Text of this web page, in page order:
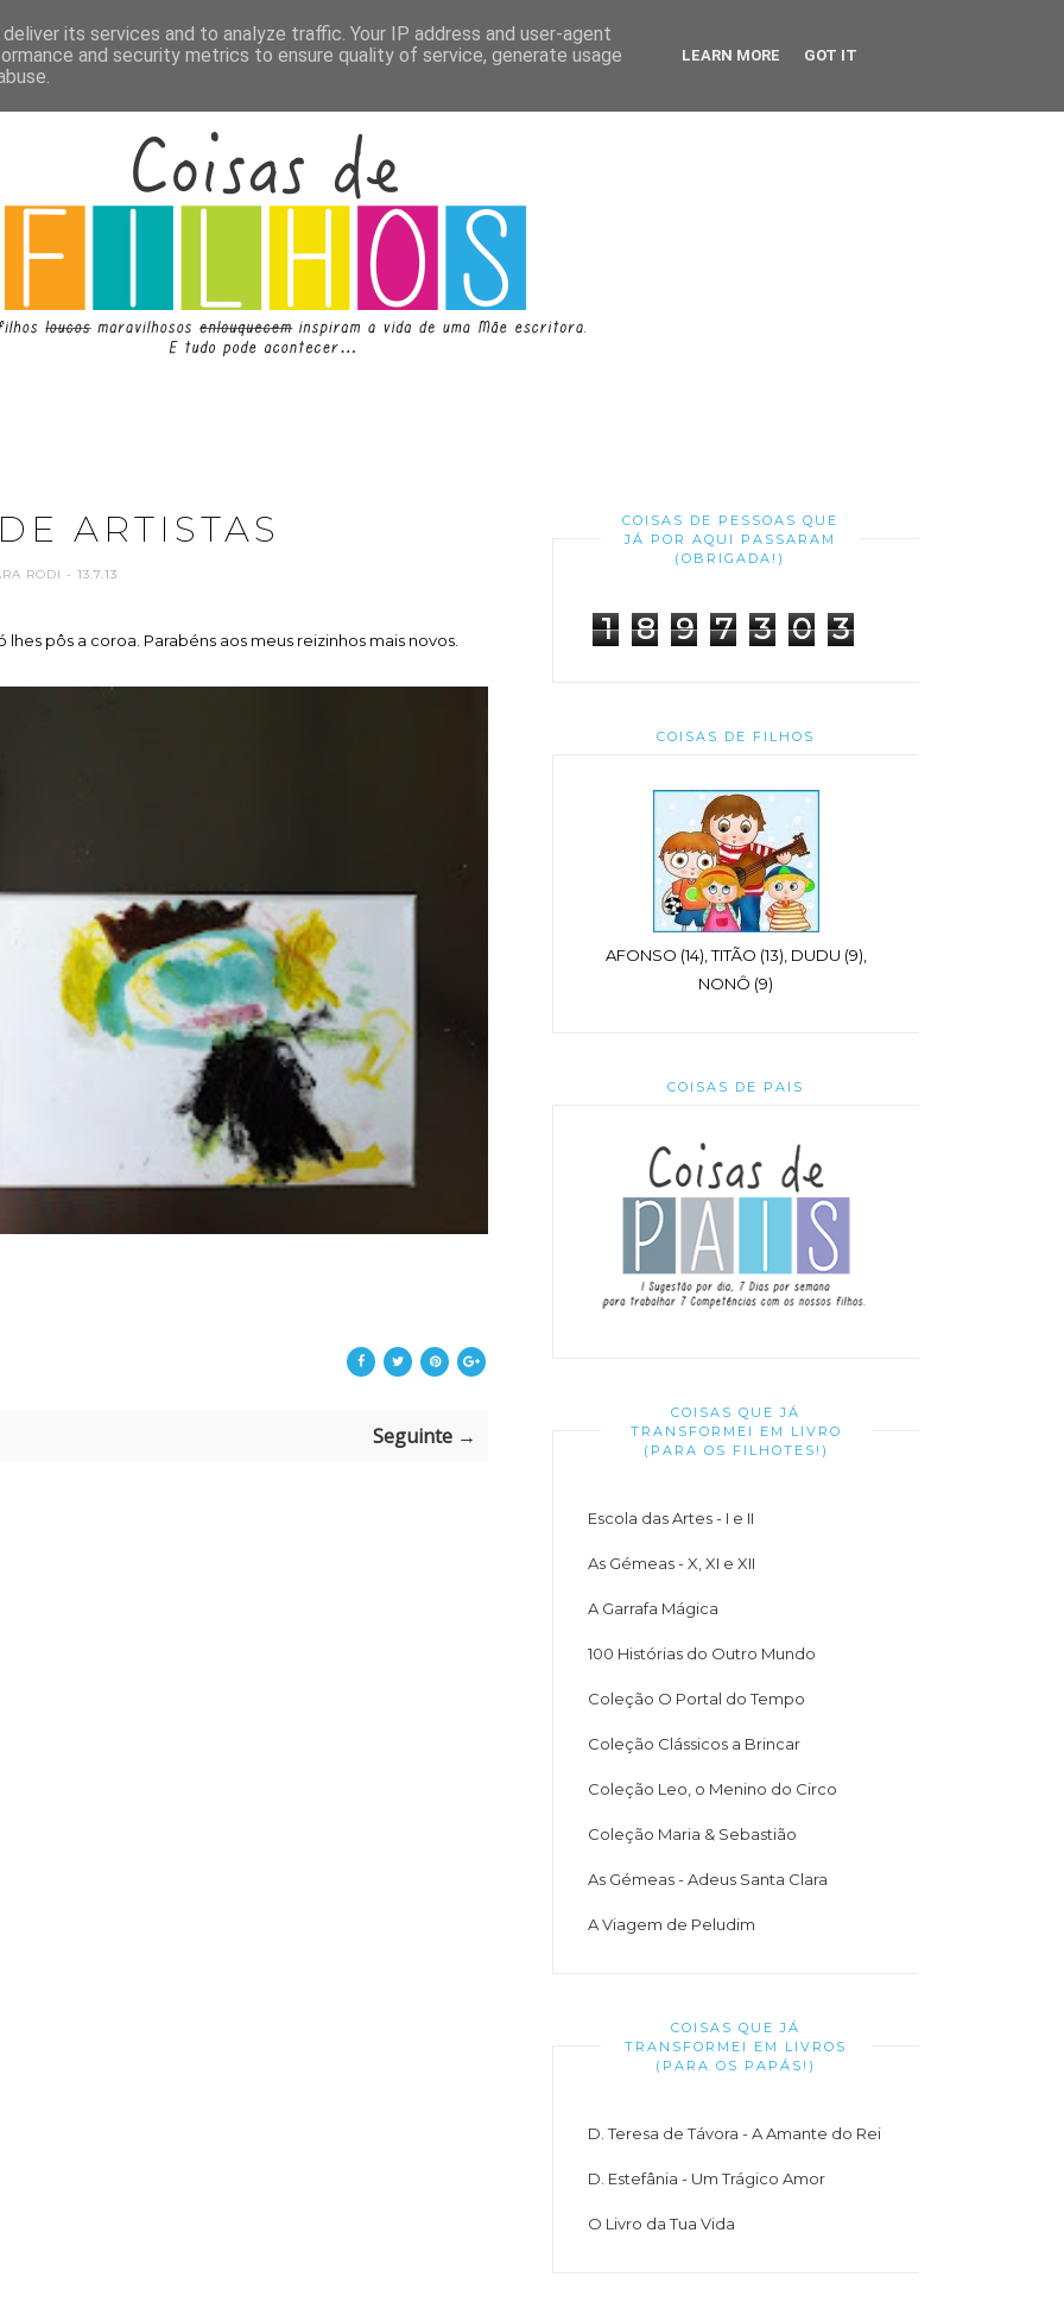
ARTISTAS
RODI - 13.7.13
pôs a coroa. Parabéns aos meus reizinhos mais novos.
Seguinte →
COISAS DE PESSOAS QUE
JÁ POR AQUI PASSARAM
(OBRIGADA!)
1 8 9 7 3 0 3
COISAS DE FILHOS
AFONSO (14), TITÃO (13), DUDU (9),
NONÔ (9)
COISAS DE PAIS
COISAS QUE JÁ
TRANSFORMEI EM LIVRO
(PARA OS FILHOTES!)
Escola das Artes - I e II
As Gémeas - X, XI e XII
A Garrafa Mágica
100 Histórias do Outro Mundo
Coleção O Portal do Tempo
Coleção Clássicos a Brincar
Coleção Leo, o Menino do Circo
Coleção Maria & Sebastião
As Gémeas - Adeus Santa Clara
A Viagem de Peludim
COISAS QUE JÁ
TRANSFORMEI EM LIVROS
(PARA OS PAPÁS!)
D. Teresa de Távora - A Amante do Rei
D. Estefânia - Um Trágico Amor
O Livro da Tua Vida
its services and to analyze traffic. Your IP address and user-agent
and security metrics to ensure quality of service, generate usage
LEARN MORE GOT IT